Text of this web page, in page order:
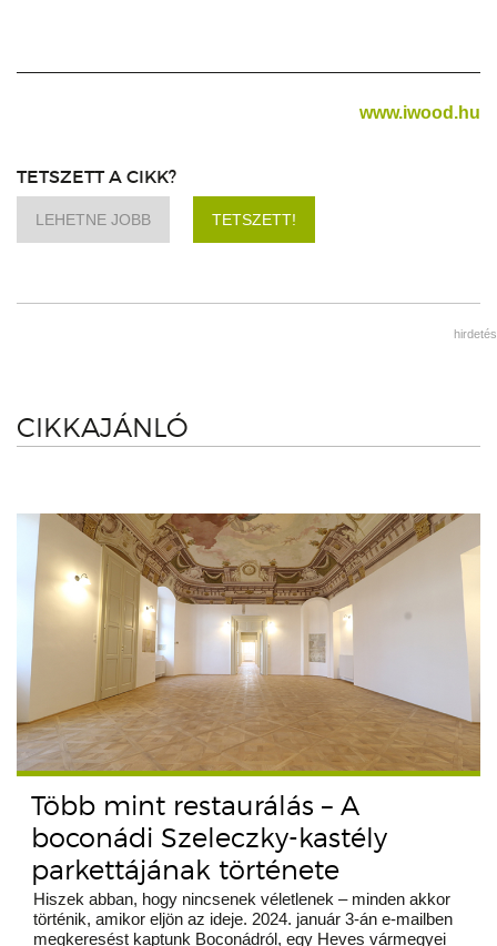
www.iwood.hu
TETSZETT A CIKK?
LEHETNE JOBB TETSZETT!
hirdetés
CIKKAJÁNLÓ
Több mint restaurálás – A
boconádi Szeleczky-kastély
parkettájának története
Hiszek abban, hogy nincsenek véletlenek – minden akkor
történik, amikor eljön az ideje. 2024. január 3-án e-mailben
megkeresést kaptunk Boconádról, egy Heves vármegyei